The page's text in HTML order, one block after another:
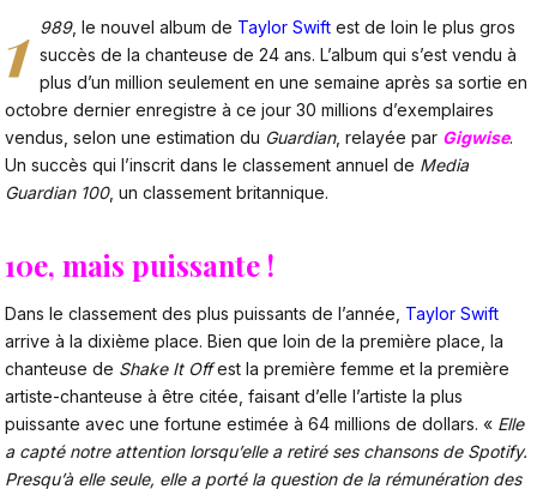
1 989, le nouvel album de Taylor Swift est de loin le plus gros
succès de la chanteuse de 24 ans. L’album qui s’est vendu à
plus d’un million seulement en une semaine après sa sortie en
octobre dernier enregistre à ce jour 30 millions d’exemplaires
vendus, selon une estimation du Guardian, relayée par Gigwise.
Un succès qui l’inscrit dans le classement annuel de Media
Guardian 100, un classement britannique.
10e, mais puissante !
Dans le classement des plus puissants de l’année, Taylor Swift
arrive à la dixième place. Bien que loin de la première place, la
chanteuse de Shake It Offest la première femme et la première
artiste-chanteuse à être citée, faisant d’elle l’artiste la plus
puissante avec une fortune estimée à 64 millions de dollars. « Elle
a capté notre attention lorsqu’elle a retiré ses chansons de Spotify.
Presqu’à elle seule, elle a porté la question de la rémunération des